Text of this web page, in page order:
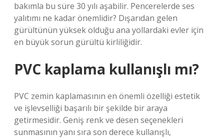
bakımla bu süre 30 yılı aşabilir. Pencerelerde ses
yalıtımı ne kadar önemlidir? Dışarıdan gelen
gürültünün yüksek olduğu ana yollardaki evler için
en büyük sorun gürültü kirliliğidir.
PVC kaplama kullanışlı mı?
PVC zemin kaplamasının en önemli özelliği estetik
ve işlevselliği başarılı bir şekilde bir araya
getirmesidir. Geniş renk ve desen seçenekleri
sunmasının yanı sıra son derece kullanışlı,